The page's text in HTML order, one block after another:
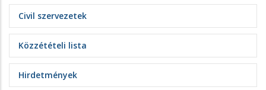
Civil szervezetek
Közzétételi lista
Hirdetmények